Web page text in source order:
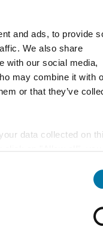
and ads, to provide
We also share
with our social media,
may combine it with
or that they’ve
data collected on
Court of Justice of the
past that the level
to the EU.
that your data may be
< 10 ppm
< 10 ppm
< 0,05 %
Pulver (Farbe:
cremeweiß/